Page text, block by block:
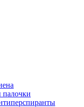
палочки